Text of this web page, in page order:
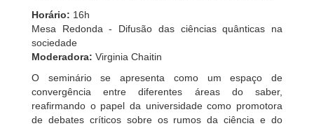
Horário: 16h
Mesa Redonda - Difusão das ciências quânticas na
sociedade
Moderadora: Virginia Chaitin
O seminário se apresenta como um espaço de
convergência entre diferentes áreas do saber,
reafirmando o papel da universidade como promotora
de debates críticos sobre os rumos da ciência e do